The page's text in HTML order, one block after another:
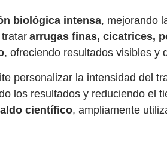
biológica intensa, mejorando
arrugas finas, cicatrices,
, ofreciendo resultados visibles y
personalizar la intensidad del
los resultados y reduciendo el
científico, ampliamente